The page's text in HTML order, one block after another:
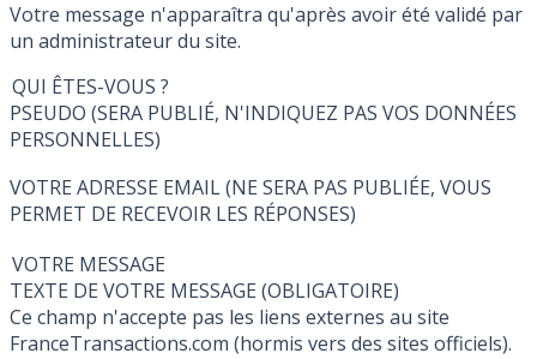
Votre message n'apparaîtra qu'après avoir été validé par
un administrateur du site.
QUI ÊTES-VOUS ?
PSEUDO (SERA PUBLIÉ, N'INDIQUEZ PAS VOS DONNÉES
PERSONNELLES)
VOTRE ADRESSE EMAIL (NE SERA PAS PUBLIÉE, VOUS
PERMET DE RECEVOIR LES RÉPONSES)
VOTRE MESSAGE
TEXTE DE VOTRE MESSAGE (OBLIGATOIRE)
Ce champ n'accepte pas les liens externes au site
FranceTransactions.com (hormis vers des sites officiels).